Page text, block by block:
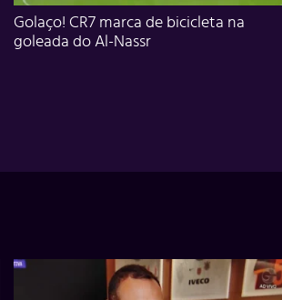
Golaço! CR7 marca de bicicleta na
goleada do Al-Nassr